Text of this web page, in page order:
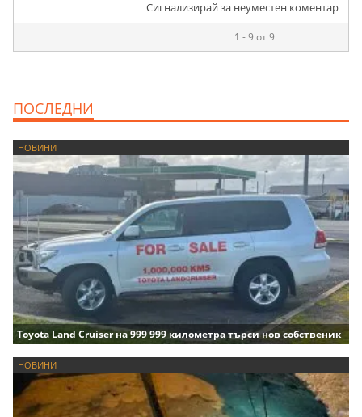
Сигнализирай за неуместен коментар
1 - 9 от 9
ПОСЛЕДНИ
НОВИНИ
Toyota Land Cruiser на 999 999 километра търси нов собственик
НОВИНИ